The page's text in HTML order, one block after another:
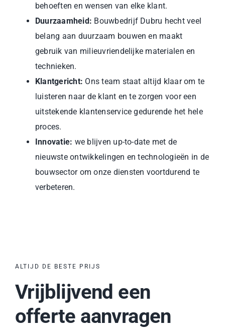
behoeften en wensen van elke klant.
Duurzaamheid: Bouwbedrijf Dubru hecht veel
belang aan duurzaam bouwen en maakt
gebruik van milieuvriendelijke materialen en
technieken.
Klantgericht: Ons team staat altijd klaar om te
luisteren naar de klant en te zorgen voor een
uitstekende klantenservice gedurende het hele
proces.
Innovatie: we blijven up-to-date met de
nieuwste ontwikkelingen en technologieën in de
bouwsector om onze diensten voortdurend te
verbeteren.
ALTIJD DE BESTE PRIJS
Vrijblijvend een
offerte aanvragen